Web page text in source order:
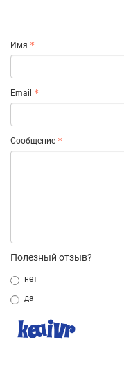
Имя
Email
Сообщение
Полезный отзыв?
нет
да